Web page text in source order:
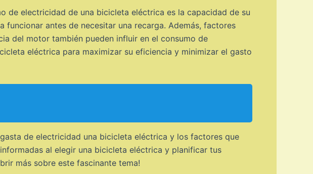
de electricidad de una bicicleta eléctrica es la capacidad de su
antes de necesitar una recarga. Además, factores
del motor también pueden influir en el consumo de
eléctrica para maximizar su eficiencia y minimizar el gasto
de electricidad una bicicleta eléctrica y los factores que
al elegir una bicicleta eléctrica y planificar tus
más sobre este fascinante tema!